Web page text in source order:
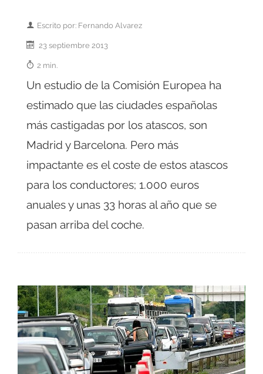
Escrito por: Fernando Alvarez
23 septiembre 2013
2 min.
Un estudio de la Comisión Europea ha
estimado que las ciudades españolas
más castigadas por los atascos, son
Madrid y Barcelona. Pero más
impactante es el coste de estos atascos
para los conductores; 1.000 euros
anuales y unas 33 horas al año que se
pasan arriba del coche.